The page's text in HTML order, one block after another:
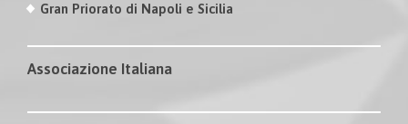
Gran Priorato di Napoli e Sicilia
Associazione Italiana